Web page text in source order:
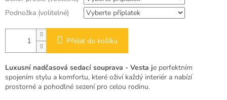
Podnožka (volitelné)
Přidat do košíku
Luxusní nadčasová sedací souprava - Vesta je perfektním
spojením stylu a komfortu, které oživí každý interiér a nabízí
prostorné a pohodlné sezení pro celou rodinu.